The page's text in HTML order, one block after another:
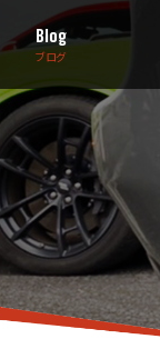
Blog
ブログ